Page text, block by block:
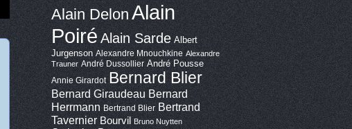
Alain DelonAlain
Poiré Alain Sarde Albert
Jurgenson Alexandre Mnouchkine Alexandre
Trauner André Dussollier André Pousse
Annie Girardot Bernard Blier
Bernard Giraudeau Bernard
Herrmann Bertrand Blier Bertrand
Tavernier Bourvil Bruno Nuytten